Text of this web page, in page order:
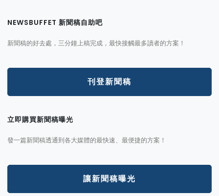
NEWSBUFFET 新聞稿自助吧
新聞稿的好去處，三分鐘上稿完成，最快接觸最多讀者的方案！
刊登新聞稿
立即購買新聞稿曝光
發一篇新聞稿透通到各大媒體的最快速、最便捷的方案！
讓新聞稿曝光